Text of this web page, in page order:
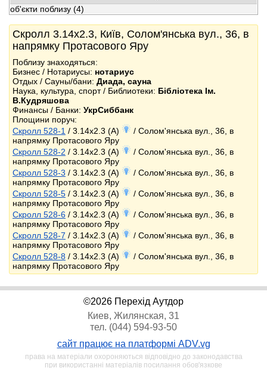
об'єкти поблизу (4)
Скролл 3.14x2.3, Київ, Солом'янська вул., 36, в
напрямку Протасового Яру
Поблизу знаходяться:
Бизнес / Нотариусы: нотариус
Отдых / Сауны/бани: Диада, сауна
Наука, культура, спорт / Библиотеки: Бібліотека Ім.
В.Кудряшова
Финансы / Банки: УкрСиббанк
Площини поруч:
Скролл 528-1 / 3.14x2.3 (A)
/ Солом'янська вул., 36, в
напрямку Протасового Яру
Скролл 528-2 / 3.14x2.3 (A)
/ Солом'янська вул., 36, в
напрямку Протасового Яру
Скролл 528-3 / 3.14x2.3 (A)
/ Солом'янська вул., 36, в
напрямку Протасового Яру
Скролл 528-5 / 3.14x2.3 (A)
/ Солом'янська вул., 36, в
напрямку Протасового Яру
Скролл 528-6 / 3.14x2.3 (A)
/ Солом'янська вул., 36, в
напрямку Протасового Яру
Скролл 528-7 / 3.14x2.3 (A)
/ Солом'янська вул., 36, в
напрямку Протасового Яру
Скролл 528-8 / 3.14x2.3 (A)
/ Солом'янська вул., 36, в
напрямку Протасового Яру
©2026 Перехід Аутдор
Киев, Жилянская, 31
тел. (044) 594-93-50
сайт працює на платформі ADV.vg
права на матеріали охороняються відповідно до законодавства
при використанні матеріалів посилання обов'язкове